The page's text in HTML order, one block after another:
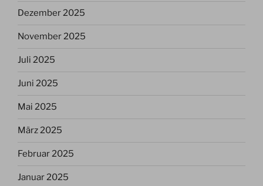
Dezember 2025
November 2025
Juli 2025
Juni 2025
Mai 2025
März 2025
Februar 2025
Januar 2025